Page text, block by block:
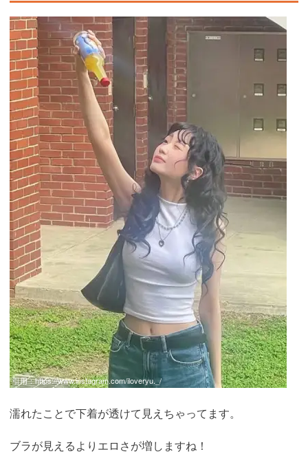
引用：https://www.instagram.com/iloveryu._/
濡れたことで下着が透けて見えちゃってます。
ブラが見えるよりエロさが増しますね！